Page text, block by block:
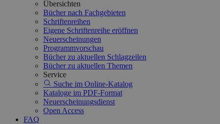
Übersichten
Bücher nach Fachgebieten
Schriftenreihen
Eigene Schriftenreihe eröffnen
Neuerscheinungen
Programmvorschau
Bücher zu aktuellen Schlagzeilen
Bücher zu aktuellen Themen
Service
Suche im Online-Katalog
Kataloge im PDF-Format
Neuerscheinungsdienst
Open Access
FAQ